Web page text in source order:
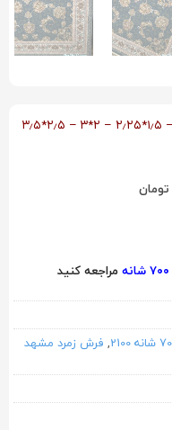
۵۰*۸۰ – ۱*۳ – ۱*۴ – ۱٫۵*۲٫۲۵ – ۲*۳ – ۲٫۵*۳٫۵
مراجعه کنید
, فرش زمرد مشهد